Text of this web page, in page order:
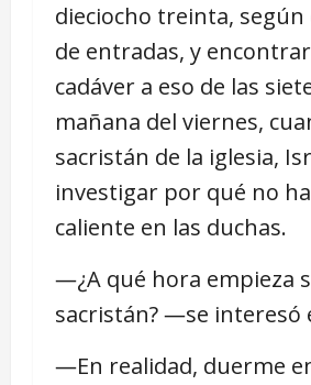
dieciocho treinta,
de entradas, y
cadáver a eso de las
mañana del viernes,
sacristán de la iglesia,
investigar por qué no
caliente en las duchas.
―¿A qué hora empieza
sacristán? ―se interesó
―En realidad, duerme